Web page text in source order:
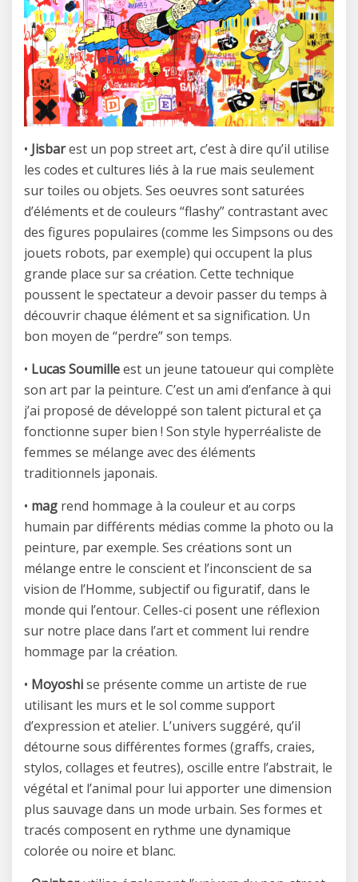
• Jisbarest un pop street art, c’est à dire qu’il utilise
les codes et cultures liés à la rue mais seulement
sur toiles ou objets. Ses oeuvres sont saturées
d’éléments et de couleurs “flashy” contrastant avec
des figures populaires (comme les Simpsons ou des
jouets robots, par exemple) qui occupent la plus
grande place sur sa création. Cette technique
poussent le spectateur a devoir passer du temps à
découvrir chaque élément et sa signification. Un
bon moyen de “perdre” son temps.
• Lucas Soumilleest un jeune tatoueur qui complète
son art par la peinture. C’est un ami d’enfance à qui
j’ai proposé de développé son talent pictural et ça
fonctionne super bien ! Son style hyperréaliste de
femmes se mélange avec des éléments
traditionnels japonais.
• mag rend hommage à la couleur et au corps
humain par différents médias comme la photo ou la
peinture, par exemple. Ses créations sont un
mélange entre le conscient et l’inconscient de sa
vision de l’Homme, subjectif ou figuratif, dans le
monde qui l’entour. Celles-ci posent une réflexion
sur notre place dans l’art et comment lui rendre
hommage par la création.
• Moyoshise présente comme un artiste de rue
utilisant les murs et le sol comme support
d’expression et atelier. L’univers suggéré, qu’il
détourne sous différentes formes (graffs, craies,
stylos, collages et feutres), oscille entre l’abstrait, le
végétal et l’animal pour lui apporter une dimension
plus sauvage dans un mode urbain. Ses formes et
tracés composent en rythme une dynamique
colorée ou noire et blanc.